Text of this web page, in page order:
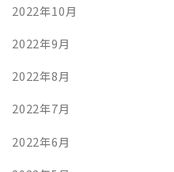
2022年10月
2022年9月
2022年8月
2022年7月
2022年6月